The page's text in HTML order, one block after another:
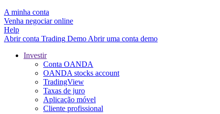
A minha conta
Venha negociar online
Help
Abrir conta Trading Demo Abrir uma conta demo
Investir
Conta OANDA
OANDA stocks account
TradingView
Taxas de juro
Aplicação móvel
Cliente profissional